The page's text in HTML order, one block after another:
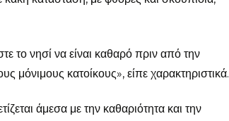
το νησί να είναι καθαρό πριν από την
μόνιμους κατοίκους», είπε χαρακτηριστικά.
άμεσα με την καθαριότητα και την